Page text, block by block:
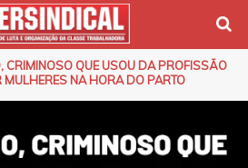
QUE USOU DA PROFISSÃO
MULHERES NA HORA DO PARTO